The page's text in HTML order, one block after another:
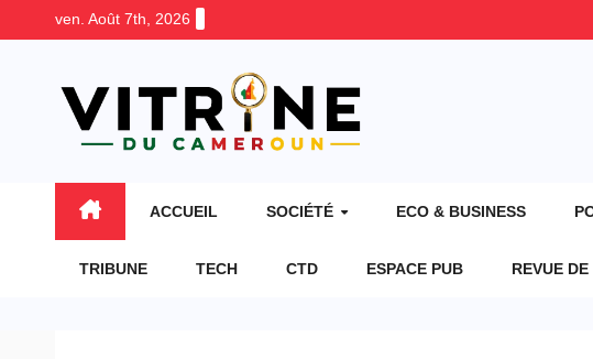
ven. Août 7th, 2026
ACCUEIL SOCIÉTÉ ECO & BUSINESS
TRIBUNE TECH CTD ESPACE PUB REVUE DE